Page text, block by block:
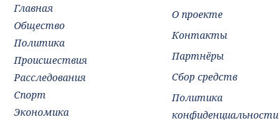
Главная
Общество
Политика
Происшествия
Расследования
Спорт
Экономика
О проекте
Контакты
Партнёры
Сбор средств
Политика
конфиденциальности